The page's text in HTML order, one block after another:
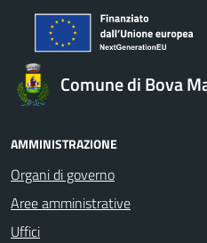
Comune di Bova
AMMINISTRAZIONE
Organi di governo
Aree amministrative
Uffici